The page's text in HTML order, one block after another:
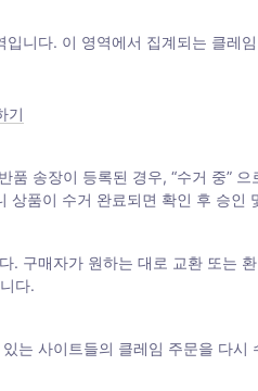
기
품 송장이 등록된 경우, “수거 중” 으
상품이 수거 완료되면 확인 후 승인
. 구매자가 원하는 대로 교환 또는
다.
는 사이트들의 클레임 주문을 다시